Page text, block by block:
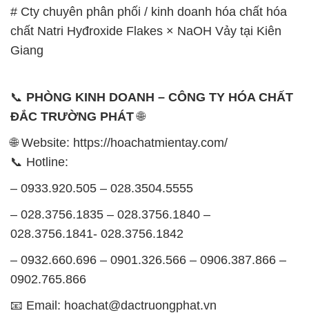
# Cty chuyên phân phối / kinh doanh hóa chất hóa
chất Natri Hyđroxide Flakes × NaOH Vảy tại Kiên
Giang
📞 PHÒNG KINH DOANH – CÔNG TY HÓA CHẤT
ĐẮC TRƯỜNG PHÁT🌐
🌐 Website: https://hoachatmientay.com/
📞 Hotline:
– 0933.920.505 – 028.3504.5555
– 028.3756.1835 – 028.3756.1840 –
028.3756.1841- 028.3756.1842
– 0932.660.696 – 0901.326.566 – 0906.387.866 –
0902.765.866
📧 Email: hoachat@dactruongphat.vn